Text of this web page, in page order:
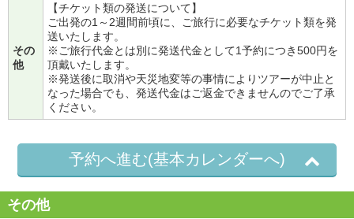
その
他
【チケット類の発送について】
ご出発の1～2週間前頃に、ご旅行に必要なチケット類を発
送いたします。
※ご旅行代金とは別に発送代金として1予約につき500円を
頂戴いたします。
※発送後に取消や天災地変等の事情によりツアーが中止と
なった場合でも、発送代金はご返金できませんのでご了承
ください。
予約へ進む(基本カレンダーへ)
その他